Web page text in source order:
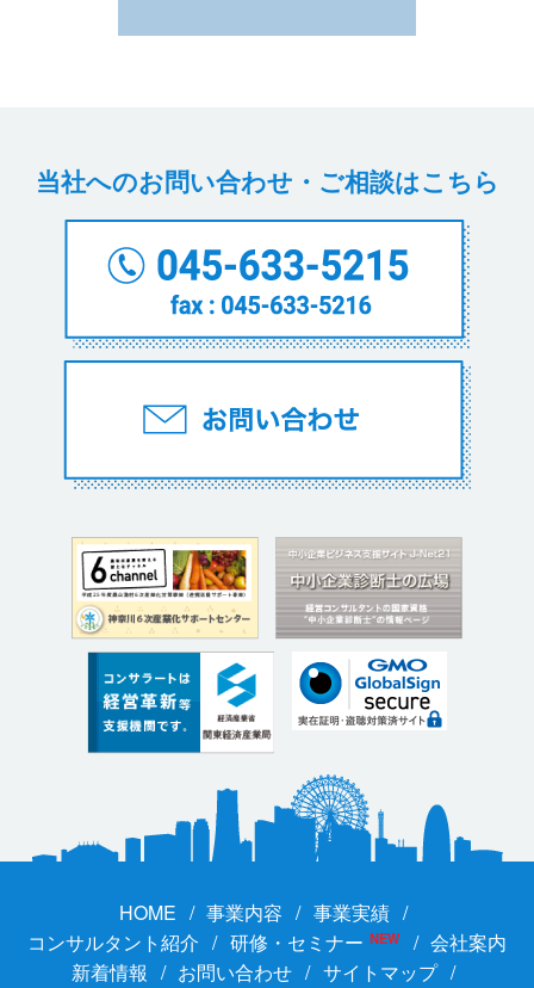
当社へのお問い合わせ・ご相談はこちら
HOME 事業内容
事業実績
コンサルタント紹介
研修・セミナー NEW
会社案内
新着情報
お問い合わせ
サイトマップ